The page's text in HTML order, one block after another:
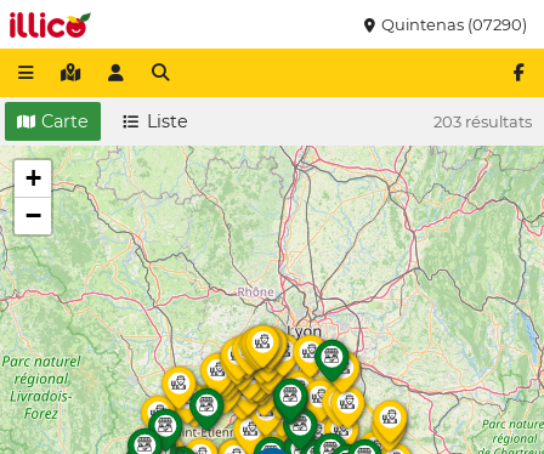
Quintenas (07290)
203 résultats
Carte Liste
+
−